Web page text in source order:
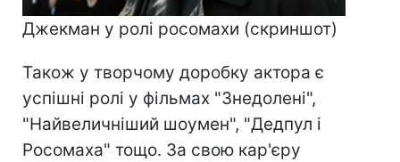
Джекман у ролі росомахи (скриншот)
Також у творчому доробку актора є
успішні ролі у фільмах "Знедолені",
"Найвеличніший шоумен", "Дедпул і
Росомаха" тощо. За свою кар'єру